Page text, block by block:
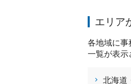
エリア
各地域に事
一覧が表示
北海道